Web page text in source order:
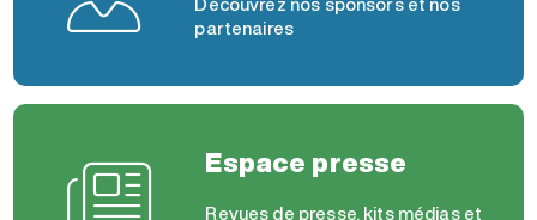
partenaires
Espace presse
Revues de presse, kits médias et